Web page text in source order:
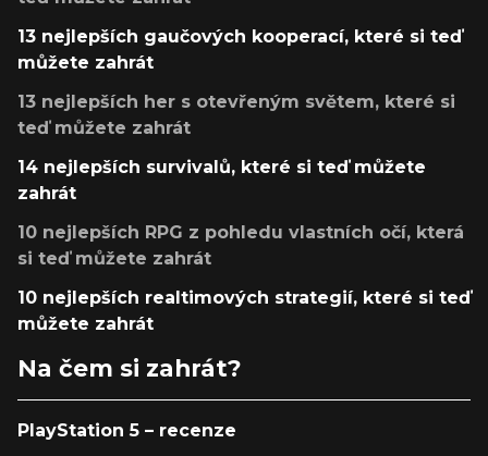
13 nejlepších gaučových kooperací, které si teď
můžete zahrát
13 nejlepších her s otevřeným světem, které si
teď můžete zahrát
14 nejlepších survivalů, které si teď můžete
zahrát
10 nejlepších RPG z pohledu vlastních očí, která
si teď můžete zahrát
10 nejlepších realtimových strategií, které si teď
můžete zahrát
Na čem si zahrát?
PlayStation 5 – recenze